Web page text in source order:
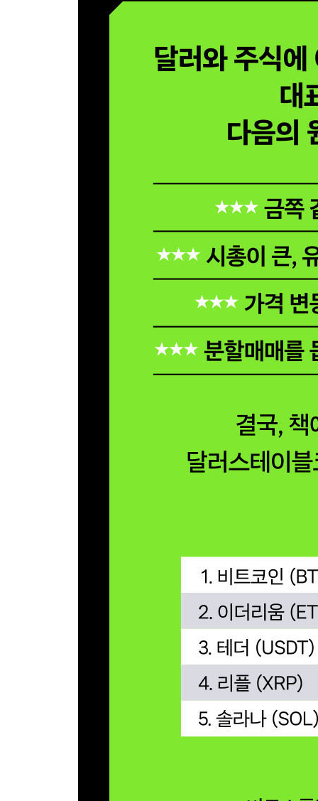
39 흔들리는 투자 심리 분할매매로 극복·224
41 새로운 투자 가치 발견·232
42 어쩌다 비트코인 투자(Feat. 비트스플릿)· 236
43 보증금을 낸 사업자처럼… 확정 수익 노리기·242
45 비트스플릿 100% 활용 가이드·251
46 비트스플릿 사용자가 자주 묻는 질문 FAQ· 254